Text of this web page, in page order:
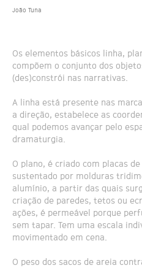
João Tuna
Os elementos básicos linha,
compõem o conjunto dos
(des)constrói nas narrativas.
A linha está presente nas
a direção, estabelece as
qual podemos avançar pelo
dramaturgia.
O plano, é criado com placas
sustentado por molduras
alumínio, a partir das quais
criação de paredes, tetos ou
ações, é permeável porque
sem tapar. Tem uma escala
movimentado em cena.
O peso dos sacos de areia